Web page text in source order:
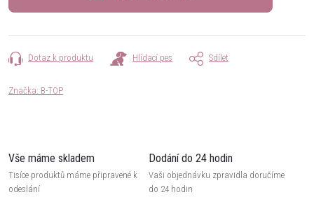
Dotaz k produktu Hlídací pes Sdílet
Značka: B-TOP
Vše máme skladem
Tisíce produktů máme připravené k
odeslání
Dodání do 24 hodin
Vaši objednávku zpravidla doručíme
do 24 hodin